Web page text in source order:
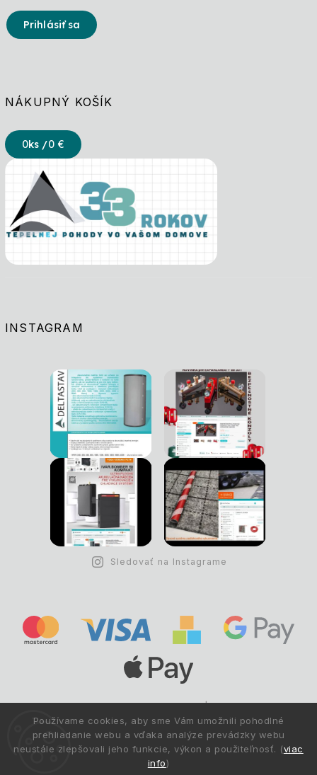
Používame cookies, aby sme Vám umožnili pohodlné
prehliadanie webu a vďaka analýze prevádzky webu
neustále zlepšovali jeho funkcie, výkon a použiteľnosť. (viac
info)
Prihlásiť sa
NÁKUPNÝ KOŠÍK
0ks /0 €
INSTAGRAM
Sledovať na Instagrame
Všetky práva vyhradené.